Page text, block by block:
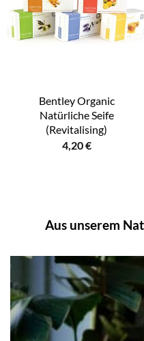
Bentley Organic
Natürliche Seife
(Revitalising)
4,20€
Aus unserem